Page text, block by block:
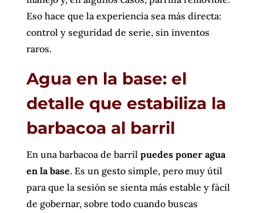
Eso hace que la experiencia sea más directa:
control y seguridad de serie, sin inventos
raros.
Agua en la base: el
detalle que estabiliza la
barbacoa al barril
En una barbacoa de barril puedes poner agua
en la base. Es un gesto simple, pero muy útil
para que la sesión se sienta más estable y fácil
de gobernar, sobre todo cuando buscas